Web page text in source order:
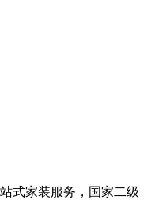
式家装服务，国家二级